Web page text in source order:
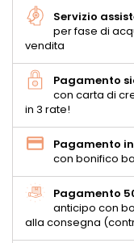
Servizio
per fase di
vendita
Pagamento
con carta di
in 3 rate!
Pagamento
con bonifico
Pagamento
anticipo con
alla consegna